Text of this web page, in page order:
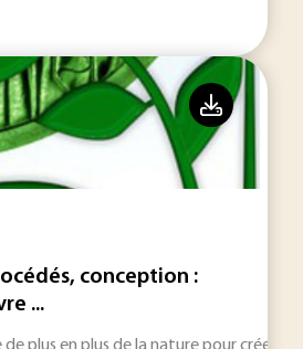
conception :
...